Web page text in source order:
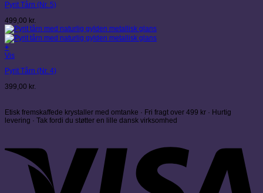
Pyrit Tårn (Nr. 5)
499,00 kr.
+
Vis
Pyrit Tårn (Nr. 4)
399,00 kr.
Etisk fremskaffede krystaller med omtanke · Fri fragt over 499 kr · Hurtig
levering · Tak fordi du støtter en lille dansk virksomhed